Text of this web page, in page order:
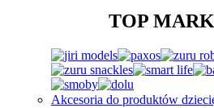
TOP
Akcesoria do produktów